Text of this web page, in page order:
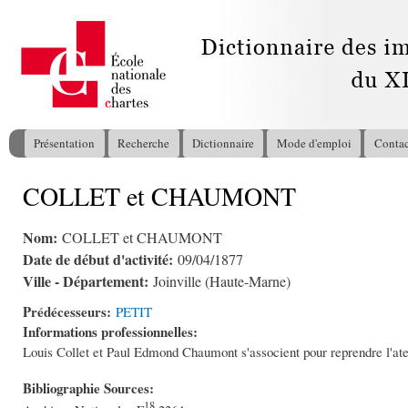
Menu principal
Présentation Recherche Dictionnaire Mode d'emploi
Vous êtes ici
COLLET et CHAUMONT
Nom: COLLET et CHAUMONT
Date de début d'activité: 09/04/1877
Ville - Département: Joinville (Haute-Marne)
Prédécesseurs: PETIT
Informations professionnelles:
Louis Collet et Paul Edmond Chaumont s'associent pour reprendre
Bibliographie Sources: